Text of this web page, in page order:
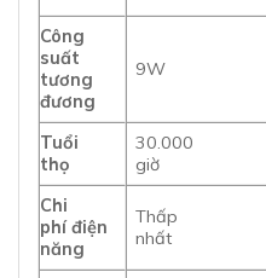
Công
suất
tương
đương
9W
Tuổi
thọ
30.000
giờ
Chi
phí điện
năng
Thấp
nhất